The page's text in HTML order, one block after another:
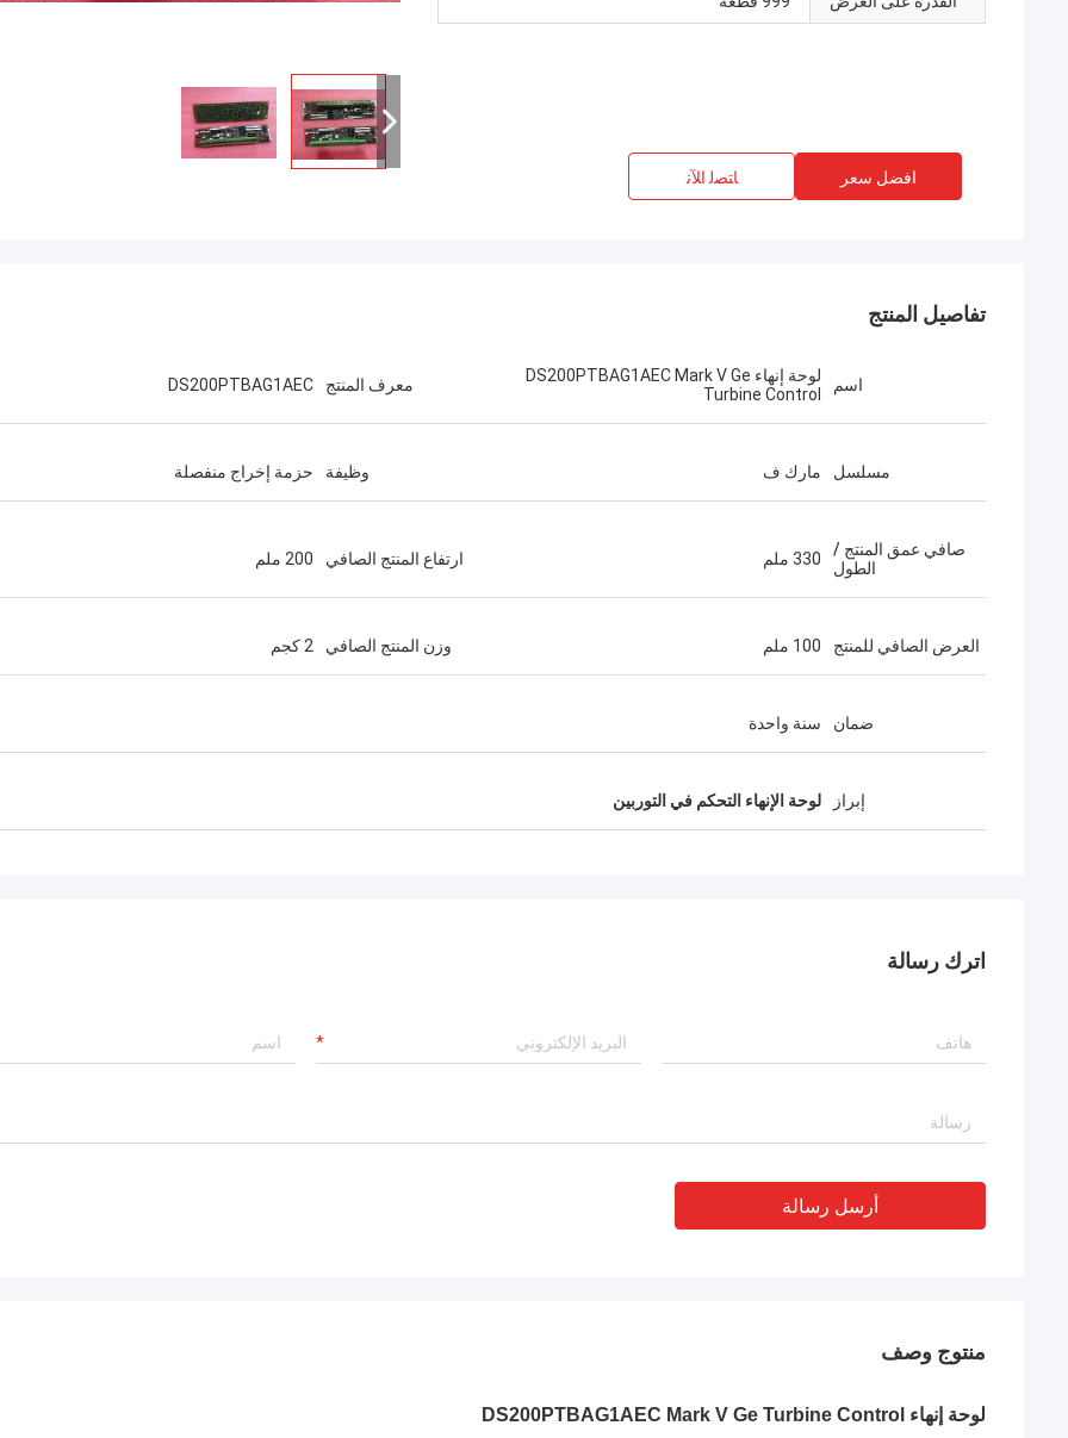
افضل سعر ﺎﺘﺼﻟ ﺍﻶﻧ
تفاصيل المنتج
اسم
لوحة إنهاء DS200PTBAG1AEC Mark V Ge
Turbine Control
معرف المنتج DS200PTBAG1AEC
مسلسل مارك ف وظيفة حزمة إخراج منفصلة
صافي عمق المنتج /
الطول
330 ملم ارتفاع المنتج الصافي 200 ملم
العرض الصافي للمنتج 100 ملم وزن المنتج الصافي 2 كجم
ضمان سنة واحدة
إبراز لوحة الإنهاء التحكم في التوربين
اترك رسالة
أرسل رسالة
منتوج وصف
لوحة إنهاء DS200PTBAG1AEC Mark V Ge Turbine Control